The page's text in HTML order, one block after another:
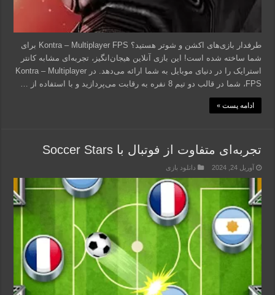
طرفدار بازی‌های اکشن و شوتر هستید؟ Kontra – Multiplayer FPS برای
شما ساخته شده است! این بازی آنلاین هیجان‌انگیز، تجربه‌ای مشابه کانتر
استرایک را در دنیای موبایل به شما ارائه می‌دهد. در Kontra – Multiplayer
FPS، شما در قالب دو تیم 8 نفره به رقابت می‌پردازید و با استفاده از …
ادامه پست »
تجربه‌ای متفاوت از فوتبال با Soccer Stars
آوریل 24, 2024 دانلود بازی